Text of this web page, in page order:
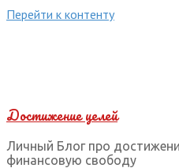
Перейти к контенту
Достижение целей
Личный Блог про
финансовую свободу